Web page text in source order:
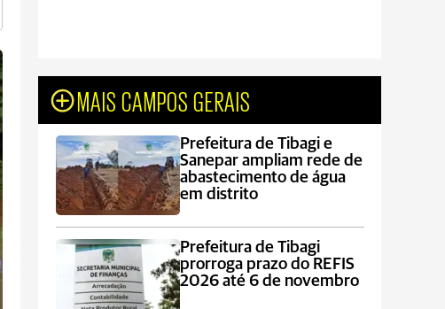
MAIS CAMPOS GERAIS
Prefeitura de Tibagi e
Sanepar ampliam rede de
abastecimento de água
em distrito
Prefeitura de Tibagi
prorroga prazo do REFIS
2026 até 6 de novembro